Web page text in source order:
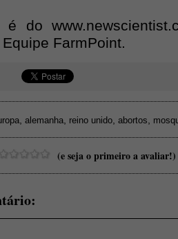
é do
FarmPoint.
alemanha reino unido abortos
(e seja o primeiro a avaliar!)